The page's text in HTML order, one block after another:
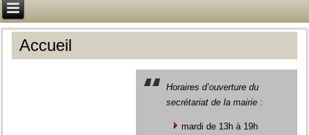
Accueil
Horaires d’ouverture du
secrétariat de la mairie :
mardi de 13h à 19h